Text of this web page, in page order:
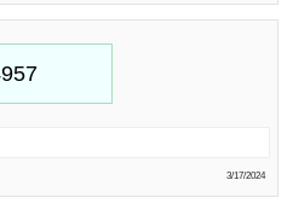
3/17/2024